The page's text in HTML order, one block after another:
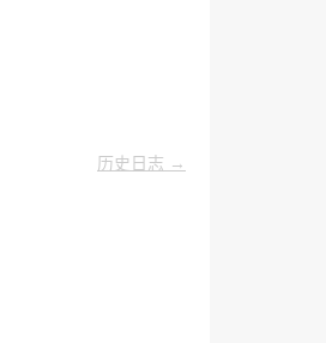
历史日志 →